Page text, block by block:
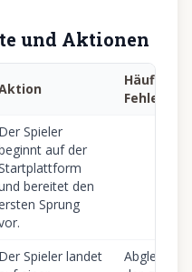
und Aktionen
Häufiger
Fehler
Der Spieler
auf der
bereitet den
Sprung
Der Spieler landet
Abgleiten